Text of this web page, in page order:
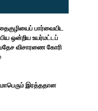
பார்வையிட
ஒன்றிய உயர்மட்டப்
விசாரணை கோரி
இரத்ததான